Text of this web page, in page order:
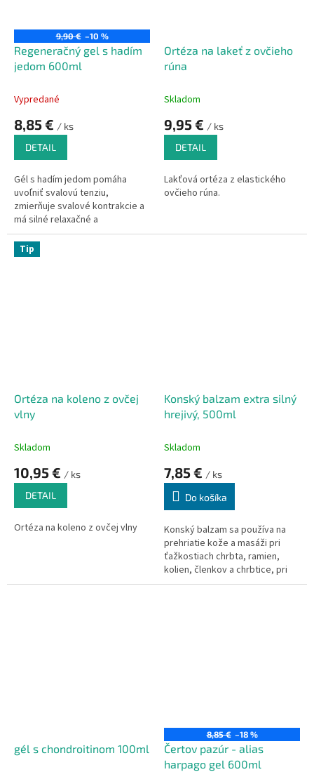
9,90 € –10 %
Regeneračný gel s hadím
jedom 600ml
Vypredané
8,85 € / ks
DETAIL
Gél s hadím jedom pomáha
uvoľniť svalovú tenziu,
zmierňuje svalové kontrakcie a
má silné relaxačné a
regeneračné účinky.
Masírovanie postihnutých miest
(svalov, kĺbov, chrbta)
Ortéza na lakeť z ovčieho
rúna
Skladom
9,95 € / ks
DETAIL
Lakťová ortéza z elastického
ovčieho rúna.
Tip
Ortéza na koleno z ovčej
vlny
Skladom
10,95 € / ks
DETAIL
Ortéza na koleno z ovčej vlny
Konský balzam extra silný
hrejivý, 500ml
Skladom
7,85 € / ks
Do košíka
Konský balzam sa používa na
prehriatie kože a masáži pri
ťažkostiach chrbta, ramien,
kolien, členkov a chrbtice, pri
stuhnutosti kĺbov, svalov,
gél s chondroitinom 100ml
8,85 € –18 %
Čertov pazúr - alias
harpago gel 600ml